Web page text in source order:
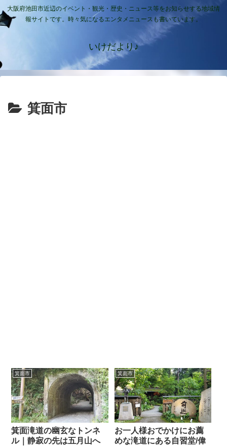
大阪府池田市近辺のイベント・観光・歴史・ニュース等をお知らせする地域情
報サイトです。時々気になるエンタメニュースも書いています。
いけだより♪
箕面市
箕面市
箕面滝道の幽玄なトンネ
ル｜静寂の先は五月山へ
箕面市
お一人様おでかけにお薦
めな滝道にある自習堂/偉